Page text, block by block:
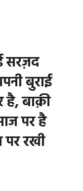
सरज़द
बुराई
है, बाक़ी
पर है
रखी